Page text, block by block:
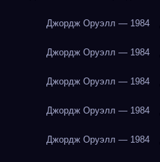
Джордж Оруэлл — 1984
Джордж Оруэлл — 1984
Джордж Оруэлл — 1984
Джордж Оруэлл — 1984
Джордж Оруэлл — 1984